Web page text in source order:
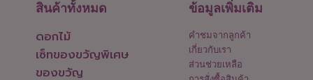
สินค้าทั้งหมด
ดอกไม้
เซ็ทของขวัญพิเศษ
ของขวัญ
ข้อมูลเพิ่มเติม
คำชมจากลูกค้า
เกี่ยวกับเรา
ส่วนช่วยเหลือ